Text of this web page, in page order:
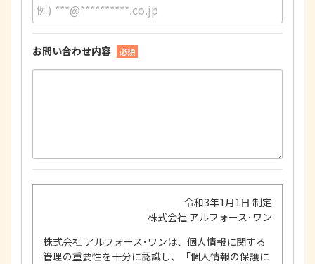
お問い合わせ内容 必須
令和3年1月1日 制定
株式会社 アルフォース･ワン
株式会社 アルフォース･ワンは、個人情報に関する
管理の重要性を十分に認識し、「個人情報の保護に